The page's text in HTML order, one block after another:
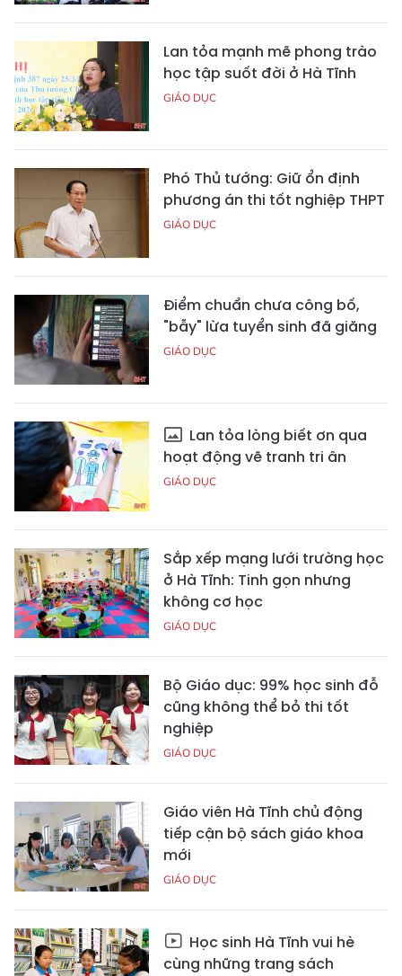
Lan tỏa mạnh mẽ phong trào
học tập suốt đời ở Hà Tĩnh
GIÁO DỤC
Phó Thủ tướng: Giữ ổn định
phương án thi tốt nghiệp THPT
GIÁO DỤC
Điểm chuẩn chưa công bố,
"bẫy" lừa tuyển sinh đã giăng
GIÁO DỤC
Lan tỏa lòng biết ơn qua
hoạt động vẽ tranh tri ân
GIÁO DỤC
Sắp xếp mạng lưới trường học
ở Hà Tĩnh: Tinh gọn nhưng
không cơ học
GIÁO DỤC
Bộ Giáo dục: 99% học sinh đỗ
cũng không thể bỏ thi tốt
nghiệp
GIÁO DỤC
Giáo viên Hà Tĩnh chủ động
tiếp cận bộ sách giáo khoa
mới
GIÁO DỤC
Học sinh Hà Tĩnh vui hè
cùng những trang sách